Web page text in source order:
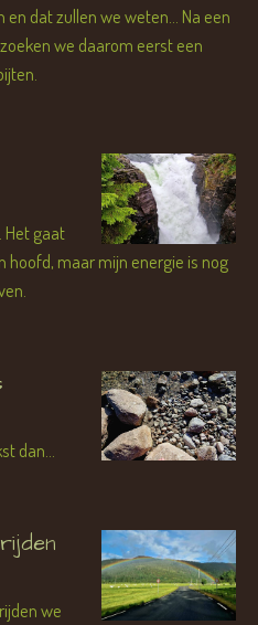
dat zullen we weten... Na een
we daarom eerst een
Het gaat
hoofd, maar mijn energie is nog
dan...
we